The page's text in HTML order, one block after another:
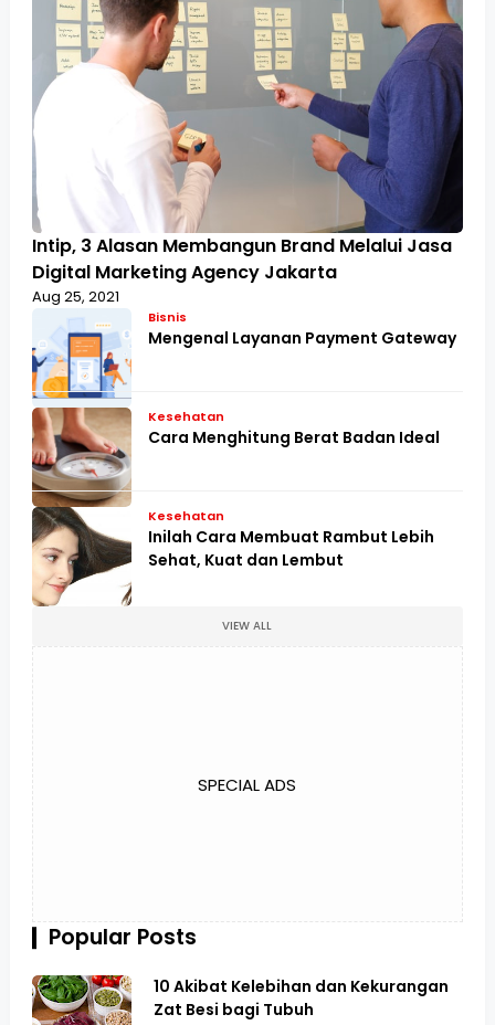
Intip, 3 Alasan Membangun Brand Melalui Jasa
Digital Marketing Agency Jakarta
Aug 25, 2021
Bisnis
Mengenal Layanan Payment Gateway
Kesehatan
Cara Menghitung Berat Badan Ideal
Kesehatan
Inilah Cara Membuat Rambut Lebih
Sehat, Kuat dan Lembut
VIEW ALL
SPECIAL ADS
Popular Posts
10 Akibat Kelebihan dan Kekurangan
Zat Besi bagi Tubuh